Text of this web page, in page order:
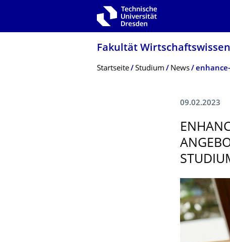
Zur Hauptnavigation springen
Fakultät
Breadcrumb-Menü
Startseite Studium News
09.02.2023